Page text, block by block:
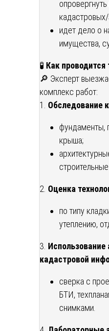
идет дело о
имущества,
🧪 Как проводится
🔎 Эксперт
комплекс работ:
1. Обследование
фундаменты,
крыша;
2. Оценка
по типу
утеплению,
3. Использование
кадастровой
сверка с
БТИ,
снимками.